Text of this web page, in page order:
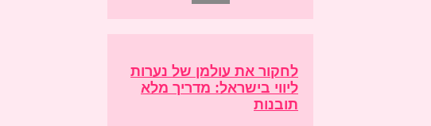
לחקור את עולמן של נערות
ליווי בישראל: מדריך מלא
תובנות